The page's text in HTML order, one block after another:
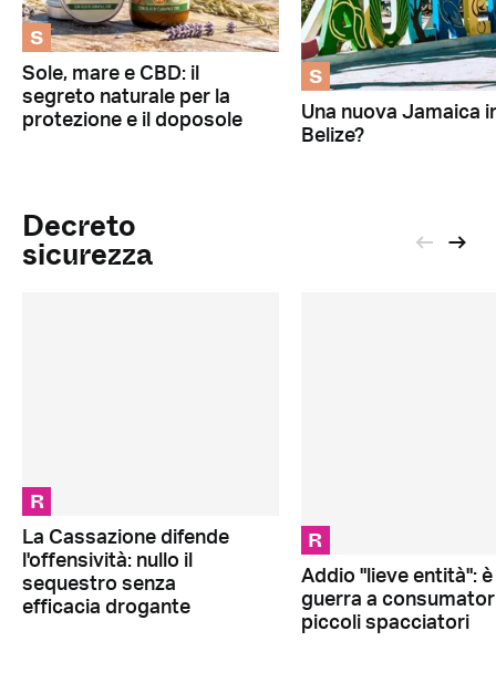
S
Sole, mare e CBD: il
segreto naturale per la
protezione e il doposole
S
Una nuova Jamaica
Belize?
Decreto
sicurezza
R
La Cassazione difende
l'offensività: nullo il
sequestro senza
efficacia drogante
R
Addio "lieve entità": è
guerra a
piccoli spacciatori